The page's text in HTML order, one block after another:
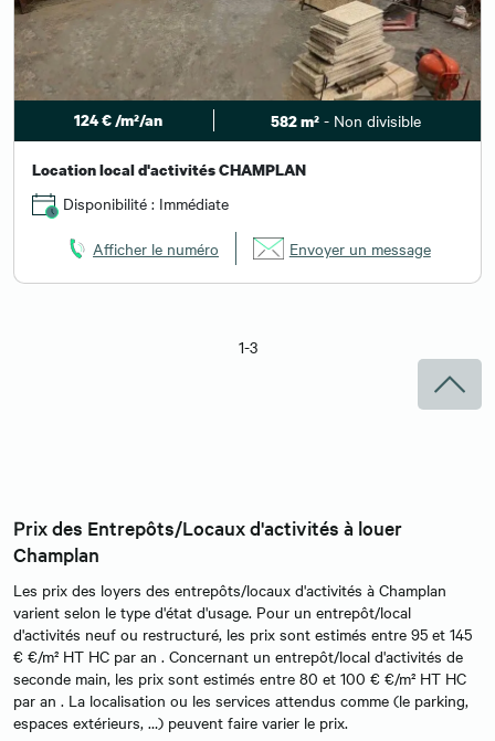
124 € /m²/an 582 m² - Non divisible
Location local d'activités CHAMPLAN
Disponibilité : Immédiate
Afficher le numéro Envoyer un message
1-3
Prix des Entrepôts/Locaux d'activités à louer
Champlan
Les prix des loyers des entrepôts/locaux d'activités à Champlan
varient selon le type d'état d'usage. Pour un entrepôt/local
d'activités neuf ou restructuré, les prix sont estimés entre 95 et 145
€ €/m² HT HC par an . Concernant un entrepôt/local d'activités de
seconde main, les prix sont estimés entre 80 et 100 € €/m² HT HC
par an . La localisation ou les services attendus comme (le parking,
espaces extérieurs, …) peuvent faire varier le prix.